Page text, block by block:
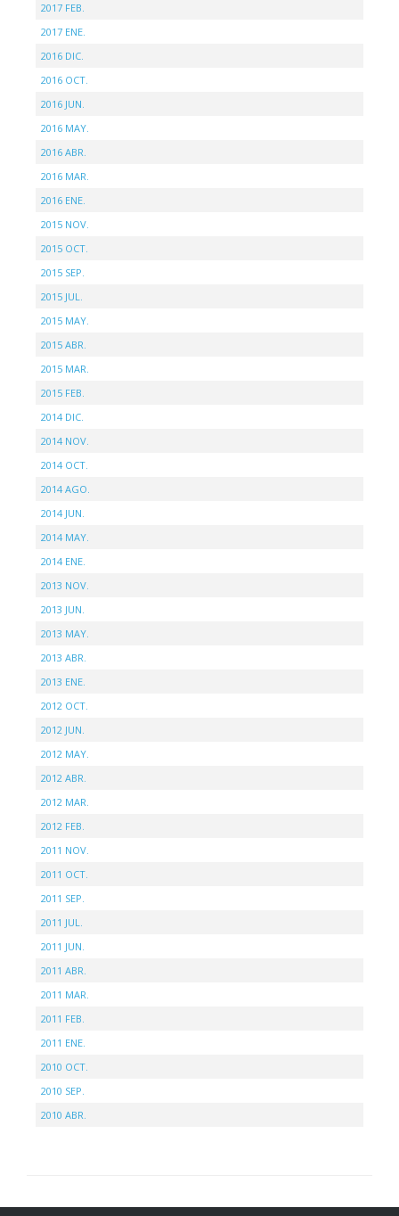
2017 FEB.
2017 ENE.
2016 DIC.
2016 OCT.
2016 JUN.
2016 MAY.
2016 ABR.
2016 MAR.
2016 ENE.
2015 NOV.
2015 OCT.
2015 SEP.
2015 JUL.
2015 MAY.
2015 ABR.
2015 MAR.
2015 FEB.
2014 DIC.
2014 NOV.
2014 OCT.
2014 AGO.
2014 JUN.
2014 MAY.
2014 ENE.
2013 NOV.
2013 JUN.
2013 MAY.
2013 ABR.
2013 ENE.
2012 OCT.
2012 JUN.
2012 MAY.
2012 ABR.
2012 MAR.
2012 FEB.
2011 NOV.
2011 OCT.
2011 SEP.
2011 JUL.
2011 JUN.
2011 ABR.
2011 MAR.
2011 FEB.
2011 ENE.
2010 OCT.
2010 SEP.
2010 ABR.